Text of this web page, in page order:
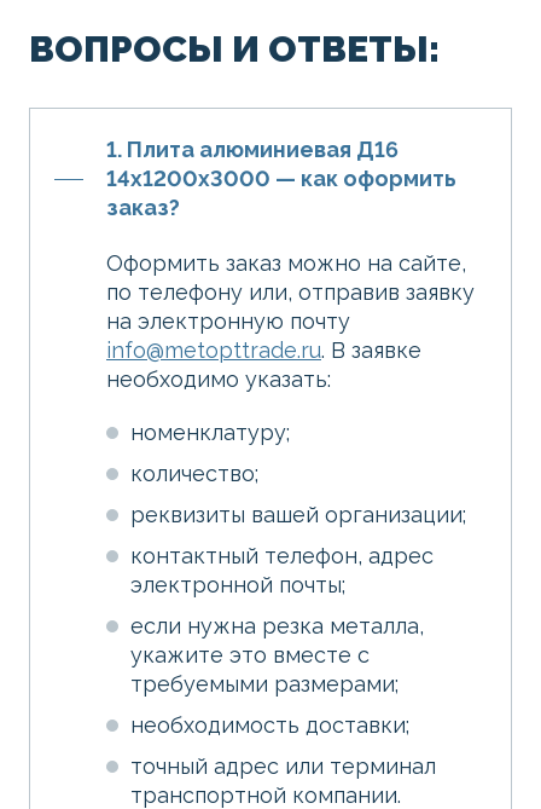
ВОПРОСЫ И ОТВЕТЫ:
1. Плита алюминиевая Д16
14х1200х3000 — как оформить
заказ?
Оформить заказ можно на сайте,
по телефону или, отправив заявку
на электронную почту
info@metopttrade.ru. В заявке
необходимо указать:
номенклатуру;
количество;
реквизиты вашей организации;
контактный телефон, адрес
электронной почты;
если нужна резка металла,
укажите это вместе с
требуемыми размерами;
необходимость доставки;
точный адрес или терминал
транспортной компании.